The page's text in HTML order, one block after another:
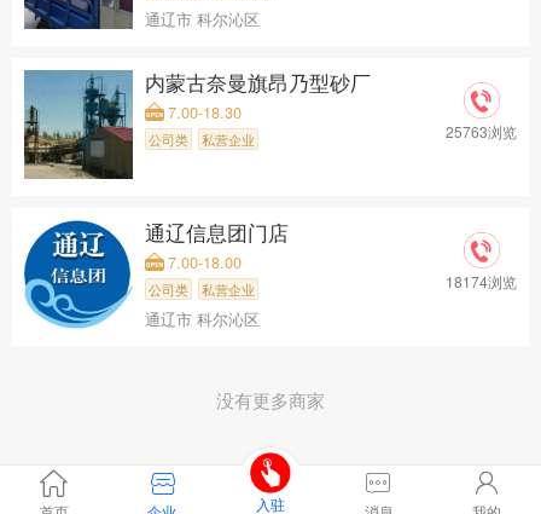
通辽市 科尔沁区
内蒙古奈曼旗昂乃型砂厂
7.00-18.30
公司类 私营企业 25763浏览
通辽信息团门店
7.00-18.00
公司类 私营企业
通辽市 科尔沁区
18174浏览
没有更多商家
入驻